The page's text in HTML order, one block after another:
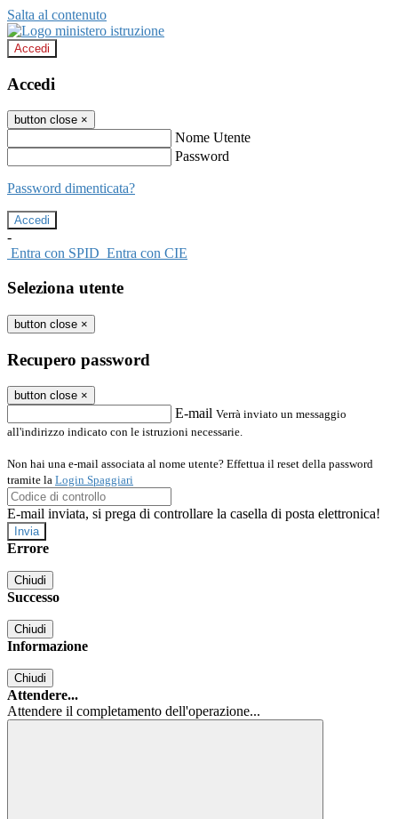
Salta al contenuto
Accedi
Accedi
button close ×
Nome Utente
Password
Password dimenticata?
-
Entra con SPID Entra con CIE
Seleziona utente
button close ×
Recupero password
button close ×
E-mail Verrà inviato un messaggio
all'indirizzo indicato con le istruzioni necessarie.
Non hai una e-mail associata al nome utente? Effettua il reset della password
tramite la Login Spaggiari
E-mail inviata, si prega di controllare la casella di posta elettronica!
Errore
Chiudi
Successo
Chiudi
Informazione
Chiudi
Attendere...
Attendere il completamento dell'operazione...